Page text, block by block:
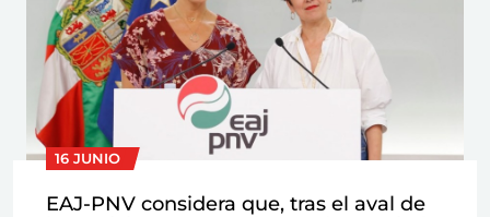
16 JUNIO
EAJ-PNV considera que, tras el aval de